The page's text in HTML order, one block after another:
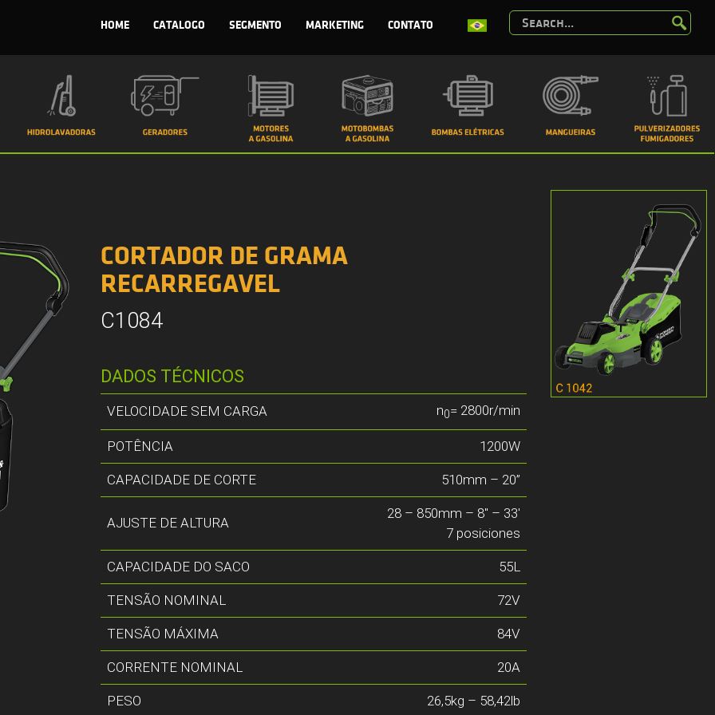
HOME CATALOGO SEGMENTO MARKETING CONTATO
CORTADOR DE GRAMA
RECARREGAVEL
C1084
DADOS TÉCNICOS
VELOCIDADE SEM CARGA n0= 2800r/min
POTÊNCIA 1200W
CAPACIDADE DE CORTE 510mm – 20”
AJUSTE DE ALTURA
28 – 850mm – 8″ – 33′
7 posiciones
CAPACIDADE DO SACO 55L
TENSÃO NOMINAL 72V
TENSÃO MÁXIMA 84V
CORRENTE NOMINAL 20A
PESO 26,5kg – 58,42lb